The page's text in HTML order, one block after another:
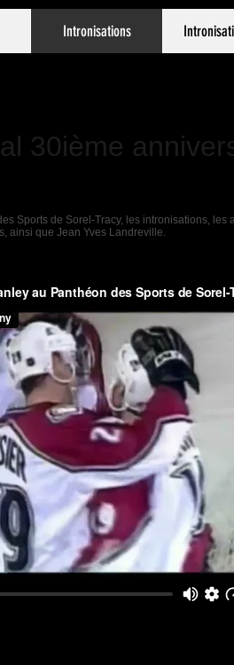
Intronisations
30ième
Sports de Sorel-Tracy, les intronisations, les
ainsi que Jean Yves Landreville.